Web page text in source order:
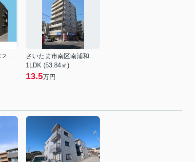
さいたま市南区曲本２丁目
さいたま市南区南浦和２丁目
1LDK (53.84㎡)
13.5万円